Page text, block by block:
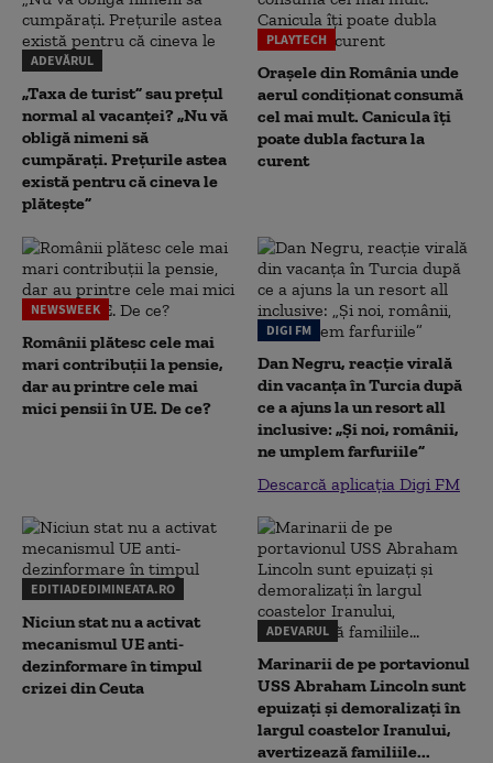
ADEVĂRUL
„Taxa de turist” sau prețul
normal al vacanței? „Nu vă
obligă nimeni să
cumpărați. Prețurile astea
există pentru că cineva le
plătește”
PLAYTECH
Orașele din România unde
aerul condiționat consumă
cel mai mult. Canicula îți
poate dubla factura la
curent
NEWSWEEK
Românii plătesc cele mai
mari contribuții la pensie,
dar au printre cele mai
mici pensii în UE. De ce?
DIGI FM
Dan Negru, reacție virală
din vacanța în Turcia după
ce a ajuns la un resort all
inclusive: „Și noi, românii,
ne umplem farfuriile”
Descarcă aplicația Digi FM
EDITIADEDIMINEATA.RO
Niciun stat nu a activat
mecanismul UE anti-
dezinformare în timpul
crizei din Ceuta
ADEVARUL
Marinarii de pe portavionul
USS Abraham Lincoln sunt
epuizați și demoralizați în
largul coastelor Iranului,
avertizează familiile...